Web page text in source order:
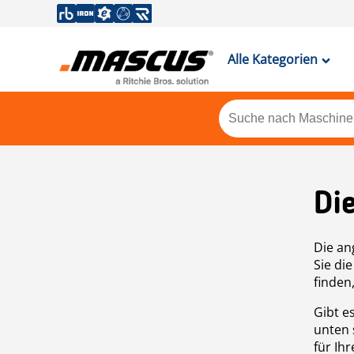
Alle Kategorien
Die
Sie
Gibt
unten
für